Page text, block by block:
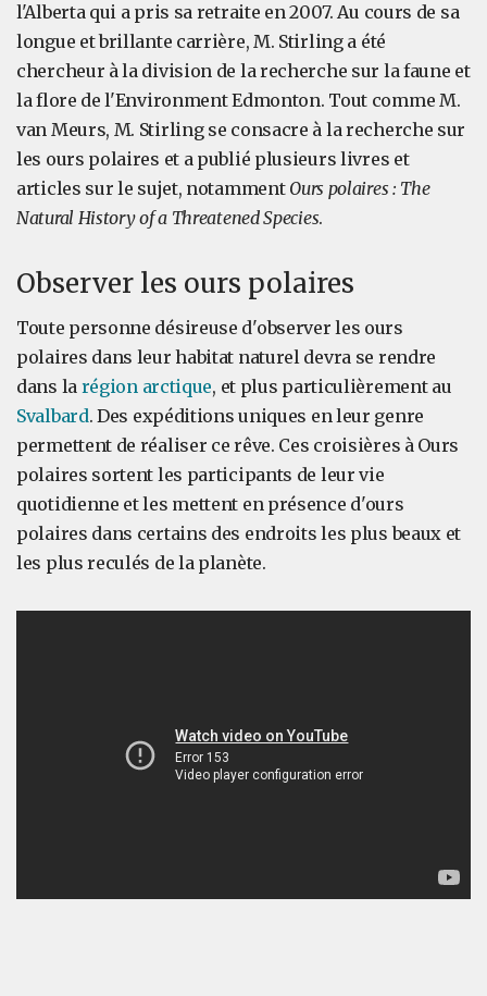
l'Alberta qui a pris sa retraite en 2007. Au cours de sa
longue et brillante carrière, M. Stirling a été
chercheur à la division de la recherche sur la faune et
la flore de l'Environment Edmonton. Tout comme M.
van Meurs, M. Stirling se consacre à la recherche sur
les ours polaires et a publié plusieurs livres et
articles sur le sujet, notamment Ours polaires : The
Natural History of a Threatened Species.
Observer les ours polaires
Toute personne désireuse d'observer les ours
polaires dans leur habitat naturel devra se rendre
dans la région arctique, et plus particulièrement au
Svalbard. Des expéditions uniques en leur genre
permettent de réaliser ce rêve. Ces croisières à Ours
polaires sortent les participants de leur vie
quotidienne et les mettent en présence d'ours
polaires dans certains des endroits les plus beaux et
les plus reculés de la planète.